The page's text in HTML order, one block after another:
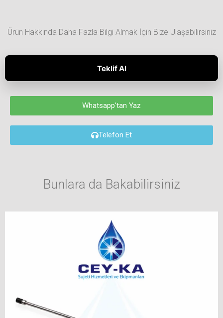
Ürün Hakkında Daha Fazla Bilgi Almak İçin Bize Ulaşabilirsiniz
Teklif Al
Whatsapp'tan Yaz
Telefon Et
Bunlara da Bakabilirsiniz